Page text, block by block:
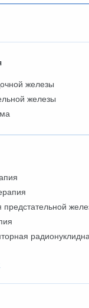
железы
железы
предстательной